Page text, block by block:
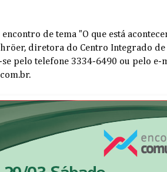
de tema "O que está
diretora do Centro Integrado de
pelo telefone 3334-6490 ou pelo e-